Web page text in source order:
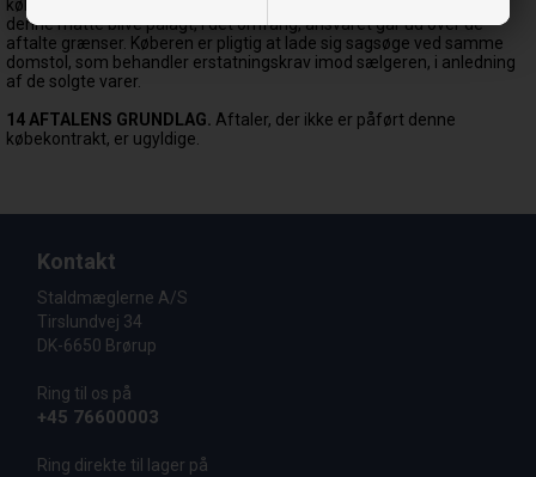
køberen pligtig til at skadesløsholde sælgeren for det ansvar, som
denne måtte blive pålagt, i det omfang, ansvaret går ud over de
aftalte grænser. Køberen er pligtig at lade sig sagsøge ved samme
domstol, som behandler erstatningskrav imod sælgeren, i anledning
af de solgte varer.
14 AFTALENS GRUNDLAG. Aftaler, der ikke er påført denne
købekontrakt, er ugyldige.
Kontakt
Staldmæglerne A/S
Tirslundvej 34
DK-6650 Brørup
Ring til os på
+45 76600003
Ring direkte til lager på